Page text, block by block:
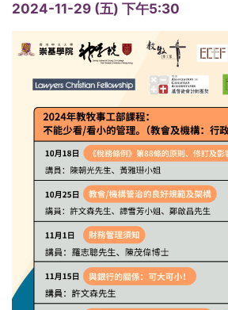
2024-11-29 (五) 下午5:30